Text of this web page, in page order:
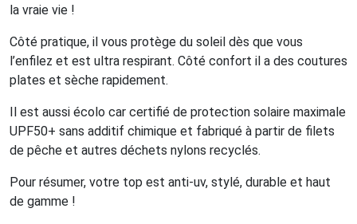
la vraie vie !
Côté pratique, il vous protège du soleil dès que vous
l’enfilez et est ultra respirant. Côté confort il a des coutures
plates et sèche rapidement.
Il est aussi écolo car certifié de protection solaire maximale
UPF50+ sans additif chimique et fabriqué à partir de filets
de pêche et autres déchets nylons recyclés.
Pour résumer, votre top est anti-uv, stylé, durable et haut
de gamme !